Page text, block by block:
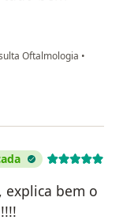
Oftalmologia •
explica bem o